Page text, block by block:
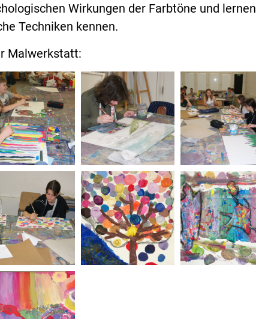
Wirkungen der Farbtöne und lernen
Techniken kennen.
Malwerkstatt: